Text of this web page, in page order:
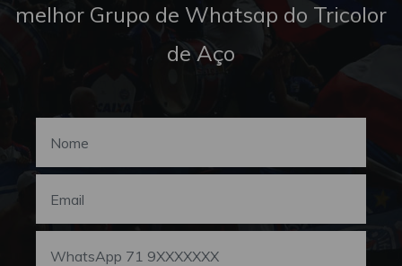
melhor Grupo de Whatsap do Tricolor
de Aço